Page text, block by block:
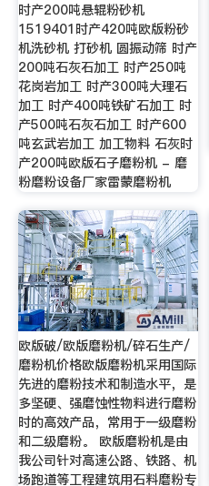
时产200吨悬辊粉砂机
1519401时产420吨欧版粉砂
机洗砂机 打砂机 圆振动筛 时产
200吨石灰石加工 时产250吨
花岗岩加工 时产300吨大理石
加工 时产400吨铁矿石加工 时
产500吨石灰石加工 时产600
吨玄武岩加工 加工物料 石灰时
产200吨欧版石子磨粉机 - 磨
粉磨粉设备厂家雷蒙磨粉机
欧版破/欧版磨粉机/碎石生产/
磨粉机价格欧版磨粉机采用国际
先进的磨粉技术和制造水平，是
多坚硬、强磨蚀性物料进行磨粉
时的高效产品，常用于一级磨粉
和二级磨粉。 欧版磨粉机是由
我公司针对高速公路、铁路、机
场跑道等工程建筑用石料磨粉专